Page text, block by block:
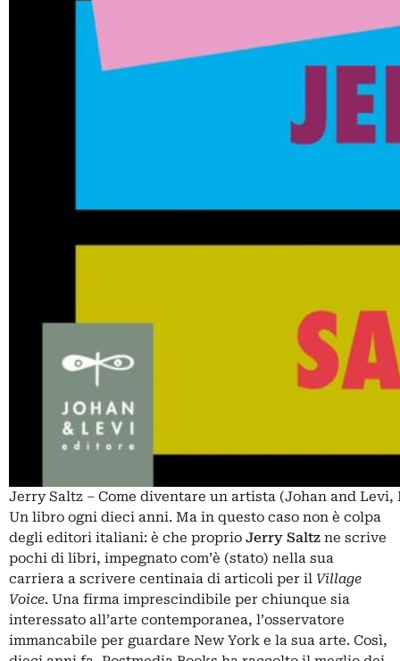
Jerry Saltz – Come diventare un artista (Johan and Levi,
Un libro ogni dieci anni. Ma in questo caso non è colpa
degli editori italiani: è che proprio Jerry Saltz ne scrive
pochi di libri, impegnato com’è (stato) nella sua
carriera a scrivere centinaia di articoli per il Village
Voice. Una firma imprescindibile per chiunque sia
interessato all’arte contemporanea, l’osservatore
immancabile per guardare New York e la sua arte. Così,